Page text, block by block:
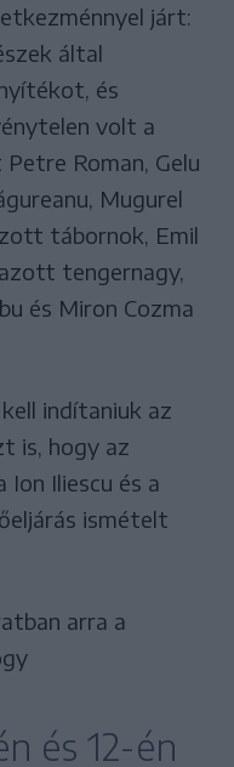
járt:
által
és
volt a
Roman, Gelu
Mugurel
tábornok, Emil
tengernagy,
és Miron Cozma
indítaniuk az
is, hogy az
Iliescu és a
ismételt
arra a
és 12-én